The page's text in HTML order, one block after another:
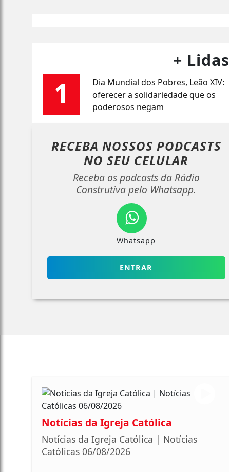
+ Lidas
1
Dia Mundial dos Pobres, Leão XIV:
oferecer a solidariedade que os
poderosos negam
RECEBA NOSSOS PODCASTS
NOSEU CELULAR
Receba os podcasts da Rádio
Construtiva pelo Whatsapp.
Whatsapp
ENTRAR
Notícias da Igreja Católica
Notícias da Igreja Católica | Notícias
Católicas 06/08/2026